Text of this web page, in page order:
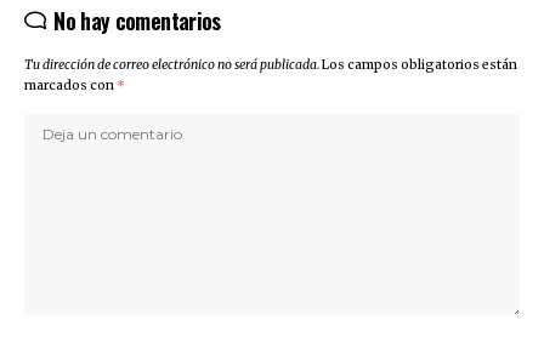
No hay comentarios
Tu dirección de correo electrónico no será publicada.Los campos obligatorios están
marcados con *